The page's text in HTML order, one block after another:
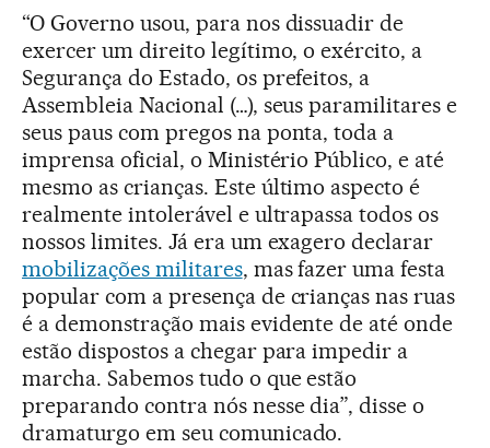
“O Governo usou, para nos dissuadir de
exercer um direito legítimo, o exército, a
Segurança do Estado, os prefeitos, a
Assembleia Nacional (…), seus paramilitares e
seus paus com pregos na ponta, toda a
imprensa oficial, o Ministério Público, e até
mesmo as crianças. Este último aspecto é
realmente intolerável e ultrapassa todos os
nossos limites. Já era um exagero declarar
mobilizações militares, mas fazer uma festa
popular com a presença de crianças nas ruas
é a demonstração mais evidente de até onde
estão dispostos a chegar para impedir a
marcha. Sabemos tudo o que estão
preparando contra nós nesse dia”, disse o
dramaturgo em seu comunicado.